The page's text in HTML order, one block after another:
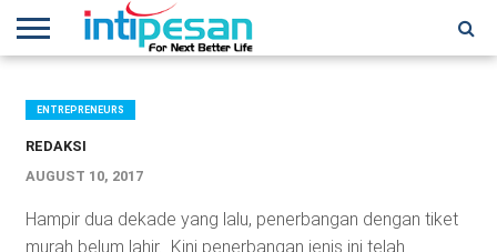
NEWS
CONFERENCES
TRAINING
IPSHOW
EVENT
IP
NETWORK
MORE
ENTREPRENEURS
REDAKSI
AUGUST 10, 2017
Hampir dua dekade yang lalu, penerbangan dengan tiket
murah belum lahir. Kini penerbangan jenis ini telah